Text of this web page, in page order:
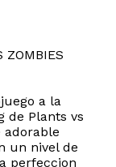
ZOMBIES
a la
de Plants vs
adorable
un nivel de
perfeccion